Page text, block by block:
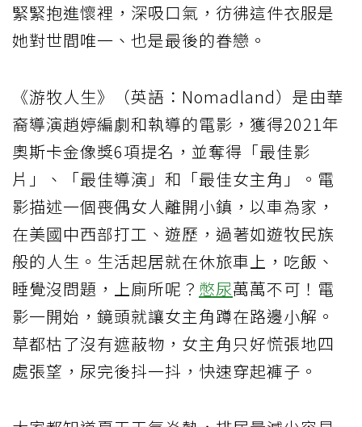
緊緊抱進懷裡，深吸口氣，彷彿這件衣服是
她對世間唯一、也是最後的眷戀。
《游牧人生》（英語：Nomadland）是由華
裔導演趙婷編劇和執導的電影，獲得2021年
奧斯卡金像獎6項提名，並奪得「最佳影
片」、「最佳導演」和「最佳女主角」。電
影描述一個喪偶女人離開小鎮，以車為家，
在美國中西部打工、遊歷，過著如遊牧民族
般的人生。生活起居就在休旅車上，吃飯、
睡覺沒問題，上廁所呢？ 憋尿萬萬不可！電
影一開始，鏡頭就讓女主角蹲在路邊小解。
草都枯了沒有遮蔽物，女主角只好慌張地四
處張望，尿完後抖一抖，快速穿起褲子。